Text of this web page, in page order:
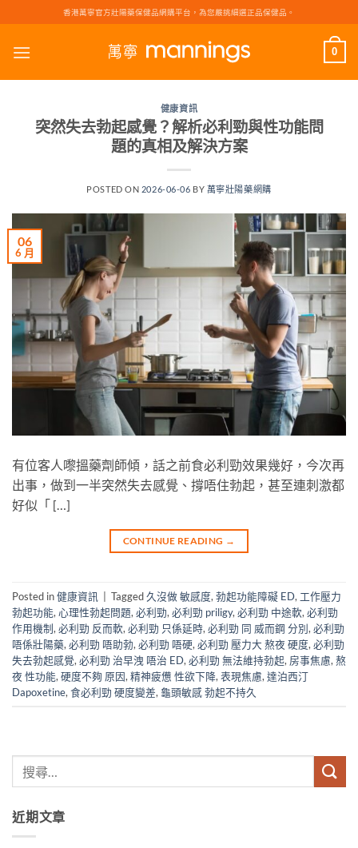
to
content
香港萬寧官方壯陽藥保健品網購平台，為您嚴挑細選正品保健品。
0
健康資訊
突然失去勃起感覺？解析必利勁與性功能問
題的真相及解決方案
POSTED ON 2026-06-06 BY 萬寧壯陽藥網購
06
6 月
有位客人嚟搵藥劑師傾，話之前食必利勁效果幾好，今次再
出事，做到一半突然失去感覺、撐唔住勃起，甚至連刺激都
好似「 […]
CONTINUE READING →
Posted in健康資訊 Tagged久沒做 敏感度, 勃起功能障礙 ED, 工作壓力
勃起功能, 心理性勃起問題, 必利勁, 必利勁 priligy, 必利勁 中途軟, 必利勁
作用機制, 必利勁 反而軟, 必利勁 只係延時, 必利勁 同 威而鋼 分別, 必利勁
唔係壯陽藥, 必利勁 唔助勃, 必利勁 唔硬, 必利勁 壓力大 熬夜 硬度, 必利勁
失去勃起感覺, 必利勁 治早洩 唔治 ED, 必利勁 無法維持勃起, 房事焦慮, 熬
夜 性功能, 硬度不夠 原因, 精神疲憊 性欲下降, 表現焦慮, 達泊西汀
Dapoxetine, 食必利勁 硬度變差, 龜頭敏感 勃起不持久
近期文章